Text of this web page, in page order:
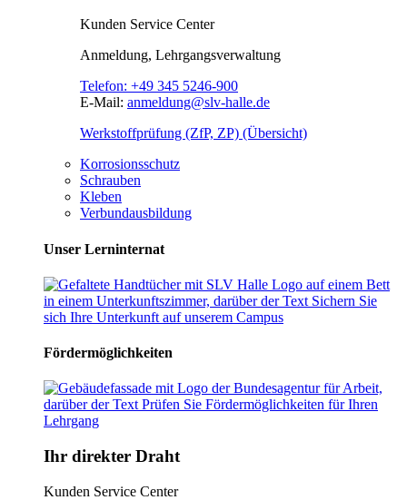
Kunden Service Center
Anmeldung, Lehrgangsverwaltung
Telefon: +49 345 5246-900
E-Mail: anmeldung@slv-halle.de
Werkstoffprüfung (ZfP, ZP) (Übersicht)
Korrosionsschutz
Schrauben
Kleben
Verbundausbildung
Unser Lerninternat
Fördermöglichkeiten
Ihr direkter Draht
Kunden Service Center